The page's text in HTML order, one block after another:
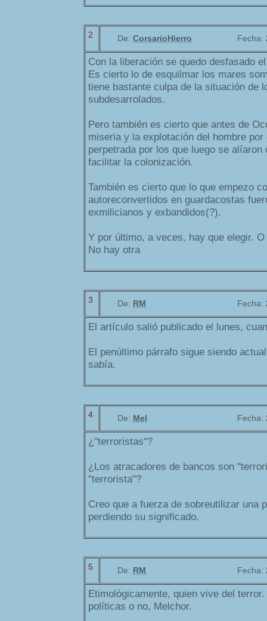
2 De: CorsarioHierro Fecha:
Con la liberación se quedo desfasado
Es cierto lo de esquilmar los mares
tiene bastante culpa de la situación de
subdesarrolados.
Pero también es cierto que antes de
miseria y la explotación del hombre
perpetrada por los que luego se alíaron
facilitar la colonización.
También es cierto que lo que empezo
autoreconvertidos en guardacostas
exmilicianos y exbandidos(?).
Y por último, a veces, hay que elegir.
No hay otra
3 De: RM Fecha:
El artículo salió publicado el lunes,
El penúltimo párrafo sigue siendo
sabía.
4 De: Mel Fecha:
¿"terroristas"?
¿Los atracadores de bancos son
"terrorista"?
Creo que a fuerza de sobreutilizar una
perdiendo su significado.
5 De: RM Fecha:
Etimológicamente, quien vive del
políticas o no, Melchor.